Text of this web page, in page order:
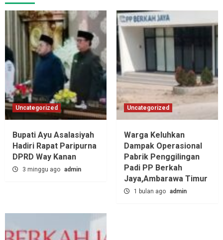
Uncategorized
Bupati Ayu Asalasiyah
Hadiri Rapat Paripurna
DPRD Way Kanan
3 minggu ago admin
Uncategorized
Warga Keluhkan
Dampak Operasional
Pabrik Penggilingan
Padi PP Berkah
Jaya,‎Ambarawa Timur
1 bulan ago admin